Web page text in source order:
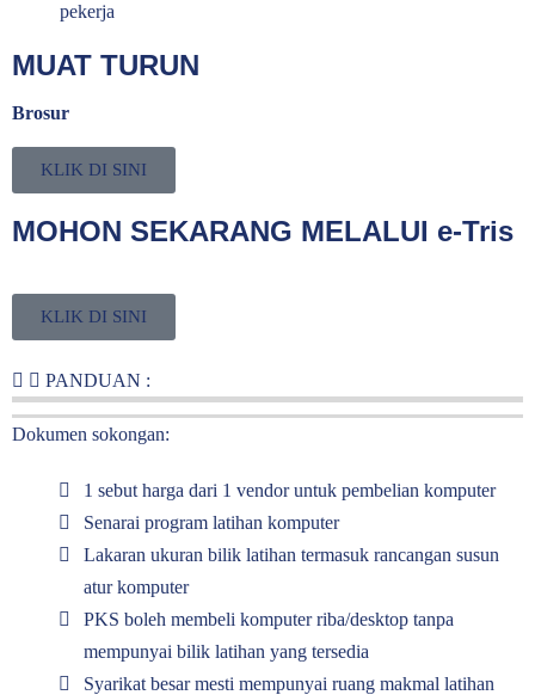
pekerja
MUAT TURUN
Brosur
KLIK DI SINI
MOHON SEKARANG MELALUI e-Tris
KLIK DI SINI
PANDUAN :
Dokumen sokongan:
1 sebut harga dari 1 vendor untuk pembelian komputer
Senarai program latihan komputer
Lakaran ukuran bilik latihan termasuk rancangan susun
atur komputer
PKS boleh membeli komputer riba/desktop tanpa
mempunyai bilik latihan yang tersedia
Syarikat besar mesti mempunyai ruang makmal latihan